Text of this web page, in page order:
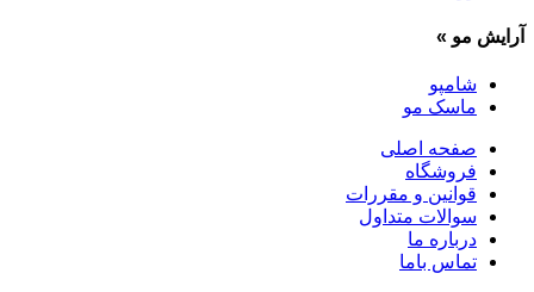
آرایش مو »
شامپو
ماسک مو
صفحه اصلی
فروشگاه
قوانین و مقررات
سوالات متداول
درباره ما
تماس باما